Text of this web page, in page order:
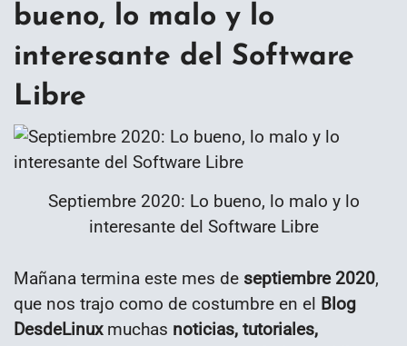
bueno, lo malo y lo
interesante del Software
Libre
Septiembre 2020: Lo bueno, lo malo y lo
interesante del Software Libre
Mañana termina este mes de septiembre 2020,
que nos trajo como de costumbre en el Blog
DesdeLinuxmuchas noticias, tutoriales,